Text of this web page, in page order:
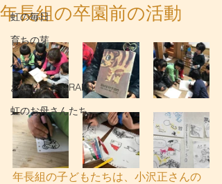
虹の毎日
育ちの芽
バザー
おやじの会（RAM）
虹のお母さんたち
年長組の卒園前の活動
年長組の子どもたちは、小沢正さんの